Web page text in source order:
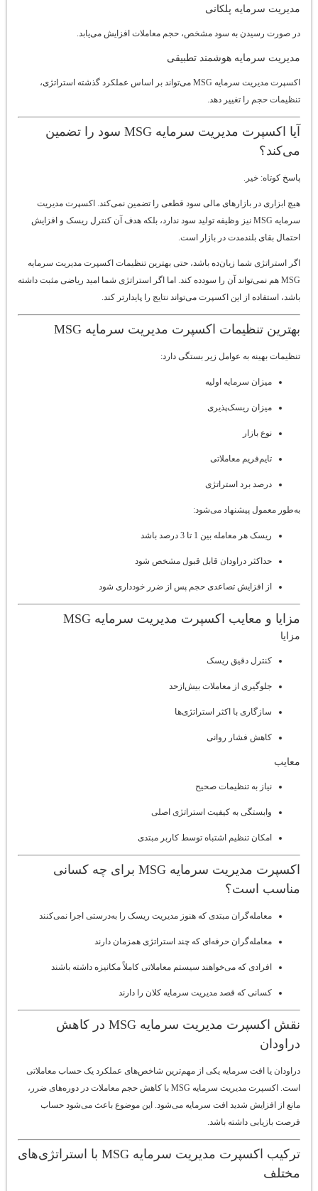
مدیریت سرمایه پلکانی
در صورت رسیدن به سود مشخص، حجم معاملات افزایش می‌یابد.
مدیریت سرمایه هوشمند تطبیقی
اکسپرت مدیریت سرمایه MSG می‌تواند بر اساس عملکرد گذشته استراتژی،
تنظیمات حجم را تغییر دهد.
آیا اکسپرت مدیریت سرمایه MSG سود را تضمین
می‌کند؟
پاسخ کوتاه: خیر.
هیچ ابزاری در بازارهای مالی سود قطعی را تضمین نمی‌کند. اکسپرت مدیریت
سرمایه MSG نیز وظیفه تولید سود ندارد، بلکه هدف آن کنترل ریسک و افزایش
احتمال بقای بلندمدت در بازار است.
اگر استراتژی شما زیان‌ده باشد، حتی بهترین تنظیمات اکسپرت مدیریت سرمایه
MSG هم نمی‌تواند آن را سودده کند. اما اگر استراتژی شما امید ریاضی مثبت داشته
باشد، استفاده از این اکسپرت می‌تواند نتایج را پایدارتر کند.
بهترین تنظیمات اکسپرت مدیریت سرمایه MSG
تنظیمات بهینه به عوامل زیر بستگی دارد:
میزان سرمایه اولیه
میزان ریسک‌پذیری
نوع بازار
تایم‌فریم معاملاتی
درصد برد استراتژی
به‌طور معمول پیشنهاد می‌شود:
ریسک هر معامله بین 1 تا 3 درصد باشد
حداکثر دراودان قابل قبول مشخص شود
از افزایش تصاعدی حجم پس از ضرر خودداری شود
مزایا و معایب اکسپرت مدیریت سرمایه MSG
مزایا
کنترل دقیق ریسک
جلوگیری از معاملات بیش‌ازحد
سازگاری با اکثر استراتژی‌ها
کاهش فشار روانی
معایب
نیاز به تنظیمات صحیح
وابستگی به کیفیت استراتژی اصلی
امکان تنظیم اشتباه توسط کاربر مبتدی
اکسپرت مدیریت سرمایه MSG برای چه کسانی
مناسب است؟
معامله‌گران مبتدی که هنوز مدیریت ریسک را به‌درستی اجرا نمی‌کنند
معامله‌گران حرفه‌ای که چند استراتژی همزمان دارند
افرادی که می‌خواهند سیستم معاملاتی کاملاً مکانیزه داشته باشند
کسانی که قصد مدیریت سرمایه کلان را دارند
نقش اکسپرت مدیریت سرمایه MSG در کاهش
دراودان
دراودان یا افت سرمایه یکی از مهم‌ترین شاخص‌های عملکرد یک حساب معاملاتی
است. اکسپرت مدیریت سرمایه MSG با کاهش حجم معاملات در دوره‌های ضرر،
مانع از افزایش شدید افت سرمایه می‌شود. این موضوع باعث می‌شود حساب
فرصت بازیابی داشته باشد.
ترکیب اکسپرت مدیریت سرمایه MSG با استراتژی‌های
مختلف